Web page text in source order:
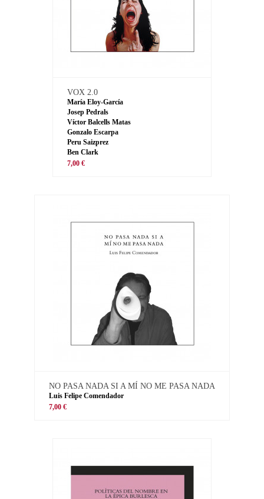
VOX 2.0
María Eloy-García
Josep Pedrals
Víctor Balcells Matas
Gonzalo Escarpa
Peru Saizprez
Ben Clark
7,00 €
NO PASA NADA SI A MÍ NO ME PASA NADA
Luis Felipe Comendador
7,00 €